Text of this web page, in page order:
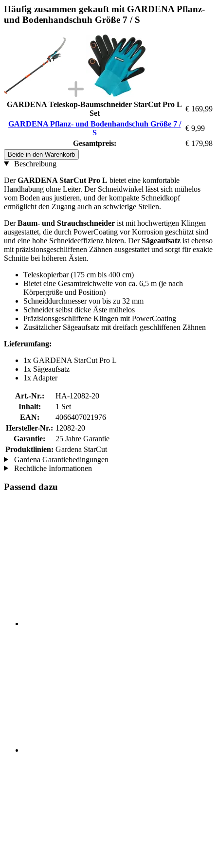
Häufig zusammen gekauft mit GARDENA Pflanz-
und Bodenhandschuh Größe 7 / S
GARDENA Teleskop-Baumschneider StarCut Pro L
Set
€ 169,99
GARDENA Pflanz- und Bodenhandschuh Größe 7 /
S
€ 9,99
Gesamtpreis:
€ 179,98
Beide in den Warenkorb
Beschreibung
DerGARDENA StarCut Pro L bietet eine komfortable
Handhabung ohne Leiter. Der Schneidwinkel lässt sich mühelos
vom Boden aus justieren, und der kompakte Schneidkopf
ermöglicht den Zugang auch an schwierige Stellen.
DerBaum- und Strauchschneider ist mit hochwertigen Klingen
ausgestattet, die durch PowerCoating vor Korrosion geschützt sind
und eine hohe Schneideeffizienz bieten. DerSägeaufsatz ist ebenso
mit präzisionsgeschliffenen Zähnen ausgestattet und sorgt für exakte
Schnitte bei höheren Ästen.
Teleskopierbar (175 cm bis 400 cm)
Bietet eine Gesamtreichweite von ca. 6,5 m (je nach
Körpergröße und Position)
Schneiddurchmesser von bis zu 32 mm
Schneidet selbst dicke Äste mühelos
Präzisionsgeschliffene Klingen mit PowerCoating
Zusätzlicher Sägeaufsatz mit dreifach geschliffenen Zähnen
Lieferumfang:
1x GARDENA StarCut Pro L
1x Sägeaufsatz
1x Adapter
Art.-Nr.:
HA-12082-20
Inhalt:
1 Set
EAN:
4066407021976
Hersteller-Nr.: 12082-20
Garantie:
25 Jahre Garantie
Produktlinien: Gardena StarCut
Gardena Garantiebedingungen
Rechtliche Informationen
Passend dazu